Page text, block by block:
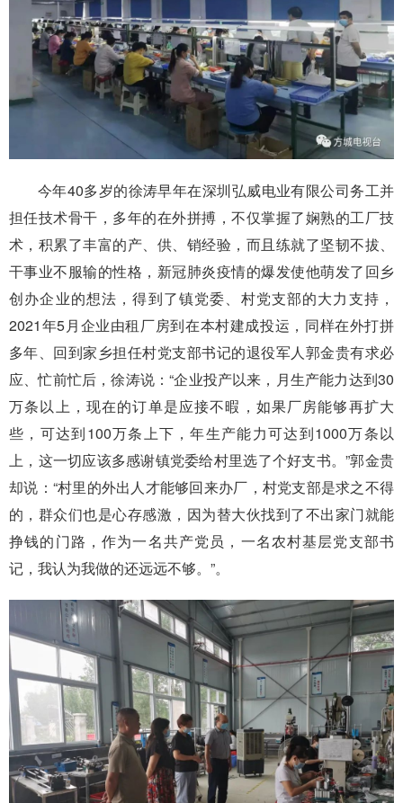
今年40多岁的徐涛早年在深圳弘威电业有限公司务工并
担任技术骨干，多年的在外拼搏，不仅掌握了娴熟的工厂技
术，积累了丰富的产、供、销经验，而且练就了坚韧不拔、
干事业不服输的性格，新冠肺炎疫情的爆发使他萌发了回乡
创办企业的想法，得到了镇党委、村党支部的大力支持，
2021年5月企业由租厂房到在本村建成投运，同样在外打拼
多年、回到家乡担任村党支部书记的退役军人郭金贵有求必
应、忙前忙后，徐涛说：“企业投产以来，月生产能力达到30
万条以上，现在的订单是应接不暇，如果厂房能够再扩大
些，可达到100万条上下，年生产能力可达到1000万条以
上，这一切应该多感谢镇党委给村里选了个好支书。”郭金贵
却说：“村里的外出人才能够回来办厂，村党支部是求之不得
的，群众们也是心存感激，因为替大伙找到了不出家门就能
挣钱的门路，作为一名共产党员，一名农村基层党支部书
记，我认为我做的还远远不够。”。